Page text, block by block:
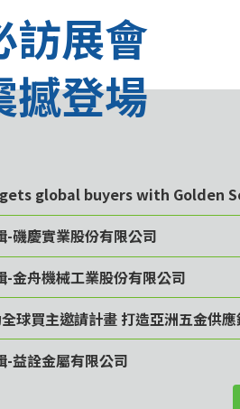
訪展會
撼登場
global buyers with Golden
-磯慶實業股份有限公司
-金舟機械工業股份有限公司
球買主邀請計畫 打造亞洲五金供
-益詮金屬有限公司